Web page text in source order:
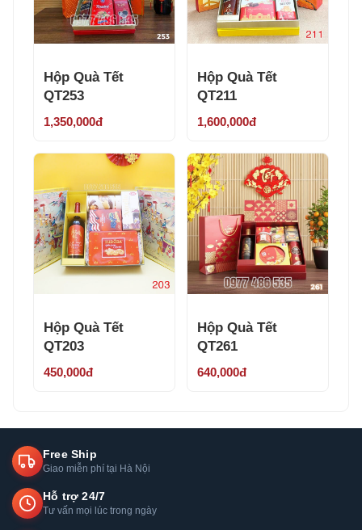
Hộp Quà Tết
QT253
1,350,000đ
Hộp Quà Tết
QT211
1,600,000đ
Hộp Quà Tết
QT203
450,000đ
Hộp Quà Tết
QT261
640,000đ
Free Ship
Giao miễn phí tại Hà Nội
Hỗ trợ 24/7
Tư vấn mọi lúc trong ngày